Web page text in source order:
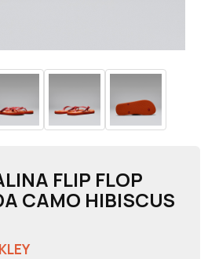
FLIP FLOP
CAMO HIBISCUS